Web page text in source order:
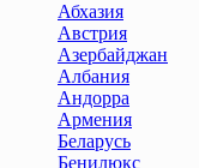
Абхазия
Австрия
Азербайджан
Албания
Андорра
Армения
Беларусь
Бенилюкс